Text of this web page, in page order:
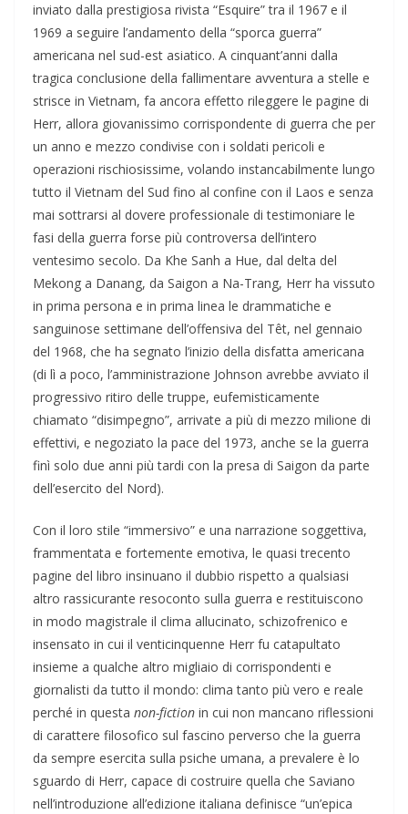
inviato dalla prestigiosa rivista “Esquire” tra il 1967 e il
1969 a seguire l’andamento della “sporca guerra”
americana nel sud-est asiatico. A cinquant’anni dalla
tragica conclusione della fallimentare avventura a stelle e
strisce in Vietnam, fa ancora effetto rileggere le pagine di
Herr, allora giovanissimo corrispondente di guerra che per
un anno e mezzo condivise con i soldati pericoli e
operazioni rischiosissime, volando instancabilmente lungo
tutto il Vietnam del Sud fino al confine con il Laos e senza
mai sottrarsi al dovere professionale di testimoniare le
fasi della guerra forse più controversa dell’intero
ventesimo secolo. Da Khe Sanh a Hue, dal delta del
Mekong a Danang, da Saigon a Na-Trang, Herr ha vissuto
in prima persona e in prima linea le drammatiche e
sanguinose settimane dell’offensiva del Têt, nel gennaio
del 1968, che ha segnato l’inizio della disfatta americana
(di lì a poco, l’amministrazione Johnson avrebbe avviato il
progressivo ritiro delle truppe, eufemisticamente
chiamato “disimpegno”, arrivate a più di mezzo milione di
effettivi, e negoziato la pace del 1973, anche se la guerra
finì solo due anni più tardi con la presa di Saigon da parte
dell’esercito del Nord).
Con il loro stile “immersivo” e una narrazione soggettiva,
frammentata e fortemente emotiva, le quasi trecento
pagine del libro insinuano il dubbio rispetto a qualsiasi
altro rassicurante resoconto sulla guerra e restituiscono
in modo magistrale il clima allucinato, schizofrenico e
insensato in cui il venticinquenne Herr fu catapultato
insieme a qualche altro migliaio di corrispondenti e
giornalisti da tutto il mondo: clima tanto più vero e reale
perché in questa non-fiction in cui non mancano riflessioni
di carattere filosofico sul fascino perverso che la guerra
da sempre esercita sulla psiche umana, a prevalere è lo
sguardo di Herr, capace di costruire quella che Saviano
nell’introduzione all’edizione italiana definisce “un’epica